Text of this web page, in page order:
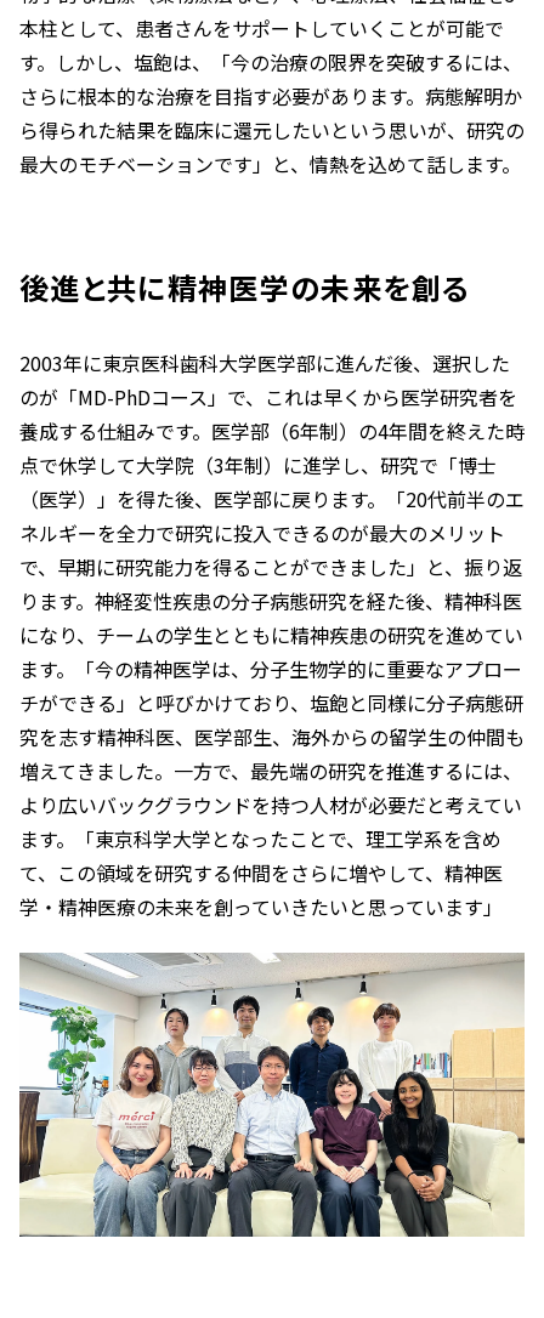
本柱として、患者さんをサポートしていくことが可能で
す。しかし、塩飽は、「今の治療の限界を突破するには、
さらに根本的な治療を目指す必要があります。病態解明か
ら得られた結果を臨床に還元したいという思いが、研究の
最大のモチベーションです」と、情熱を込めて話します。
後進と共に精神医学の未来を創る
2003年に東京医科歯科大学医学部に進んだ後、選択した
のが「MD-PhDコース」で、これは早くから医学研究者を
養成する仕組みです。医学部（6年制）の4年間を終えた時
点で休学して大学院（3年制）に進学し、研究で「博士
（医学）」を得た後、医学部に戻ります。「20代前半のエ
ネルギーを全力で研究に投入できるのが最大のメリット
で、早期に研究能力を得ることができました」と、振り返
ります。神経変性疾患の分子病態研究を経た後、精神科医
になり、チームの学生とともに精神疾患の研究を進めてい
ます。「今の精神医学は、分子生物学的に重要なアプロー
チができる」と呼びかけており、塩飽と同様に分子病態研
究を志す精神科医、医学部生、海外からの留学生の仲間も
増えてきました。一方で、最先端の研究を推進するには、
より広いバックグラウンドを持つ人材が必要だと考えてい
ます。「東京科学大学となったことで、理工学系を含め
て、この領域を研究する仲間をさらに増やして、精神医
学・精神医療の未来を創っていきたいと思っています」